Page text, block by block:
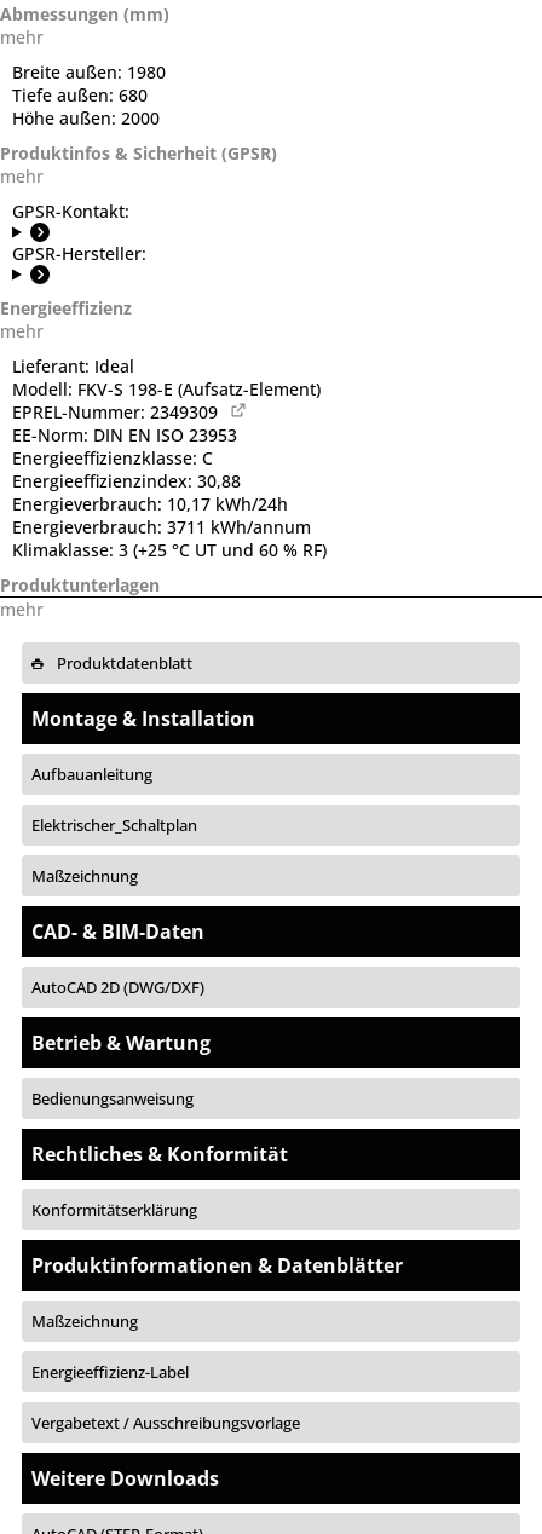
Abmessungen (mm)
mehr
Breite außen: 1980
Tiefe außen: 680
Höhe außen: 2000
Produktinfos & Sicherheit (GPSR)
mehr
GPSR-Kontakt:
GPSR-Hersteller:
Energieeffizienz
mehr
Lieferant: Ideal
Modell: FKV-S 198-E (Aufsatz-Element)
EPREL-Nummer: 2349309
EE-Norm: DIN EN ISO 23953
Energieeffizienzklasse: C
Energieeffizienzindex: 30,88
Energieverbrauch: 10,17 kWh/24h
Energieverbrauch: 3711 kWh/annum
Klimaklasse: 3 (+25 °C UT und 60 % RF)
Produktunterlagen
mehr
Produktdatenblatt
Montage & Installation
Aufbauanleitung
Elektrischer_Schaltplan
Maßzeichnung
CAD- & BIM-Daten
AutoCAD 2D (DWG/DXF)
Betrieb & Wartung
Bedienungsanweisung
Rechtliches & Konformität
Konformitätserklärung
Produktinformationen & Datenblätter
Maßzeichnung
Energieeffizienz-Label
Vergabetext / Ausschreibungsvorlage
Weitere Downloads